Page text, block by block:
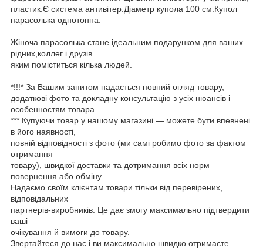
пластик.Є система антивітер.Діаметр купола 100 см.Купол
парасолька однотонна.
Жіноча парасолька стане ідеальним подарунком для ваших
рідних,коллег і друзів.
яким поміститься кілька людей.
*!!!* За Вашим запитом надається повний огляд товару,
додаткові фото та докладну консультацію з усіх нюансів і
особенностям товара.
*** Купуючи товар у нашому магазині — можете бути впевнені
в його наявності,
повній відповідності з фото (ми самі робимо фото за фактом
отримання
товару), швидкої доставки та дотримання всіх норм
повернення або обміну.
Надаємо своїм клієнтам товари тільки від перевірених,
відповідальних
партнерів-виробників. Це дає змогу максимально підтвердити
ваші
очікування й вимоги до товару.
Звертайтеся до нас і ви максимально швидко отримаєте